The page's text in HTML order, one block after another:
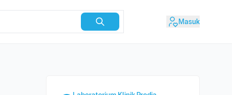
Masuk